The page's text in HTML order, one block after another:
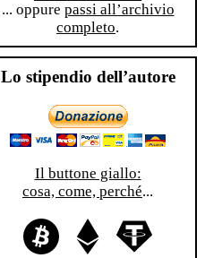
... oppure passi all’archivio
completo.
Lo stipendio dell’autore
Il buttone giallo:
cosa, come, perché...